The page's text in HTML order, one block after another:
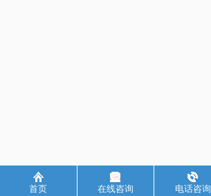
首页 在线咨询 电话咨询